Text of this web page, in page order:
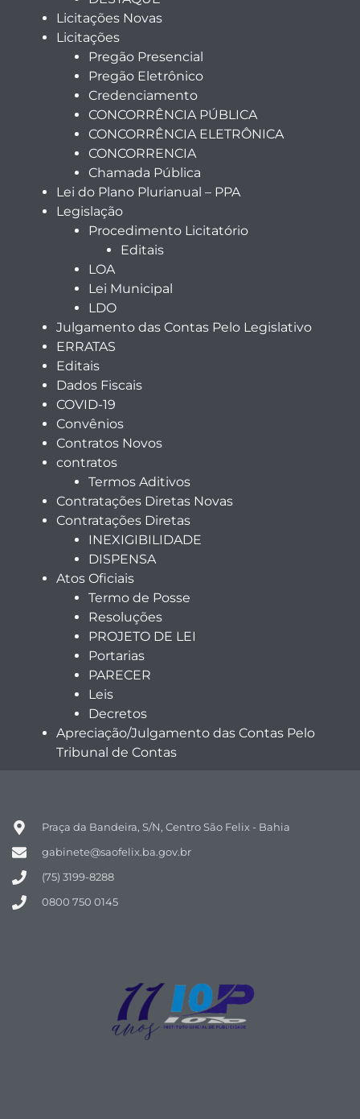
Licitações Novas
Licitações
Pregão Presencial
Pregão Eletrônico
Credenciamento
CONCORRÊNCIA PÚBLICA
CONCORRÊNCIA ELETRÔNICA
CONCORRENCIA
Chamada Pública
Lei do Plano Plurianual – PPA
Legislação
Procedimento Licitatório
Editais
LOA
Lei Municipal
LDO
Julgamento das Contas Pelo Legislativo
ERRATAS
Editais
Dados Fiscais
COVID-19
Convênios
Contratos Novos
contratos
Termos Aditivos
Contratações Diretas Novas
Contratações Diretas
INEXIGIBILIDADE
DISPENSA
Atos Oficiais
Termo de Posse
Resoluções
PROJETO DE LEI
Portarias
PARECER
Leis
Decretos
Apreciação/Julgamento das Contas Pelo
Tribunal de Contas
Praça da Bandeira, S/N, Centro São Felix - Bahia
gabinete@saofelix.ba.gov.br
(75) 3199-8288
0800 750 0145